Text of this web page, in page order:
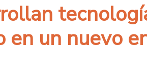
un nuevo